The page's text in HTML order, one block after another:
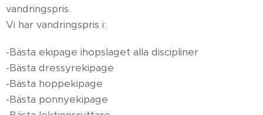
vandringspris.
Vi har vandringspris i:
-Bästa ekipage ihopslaget alla discipliner
-Bästa dressyrekipage
-Bästa hoppekipage
-Bästa ponnyekipage